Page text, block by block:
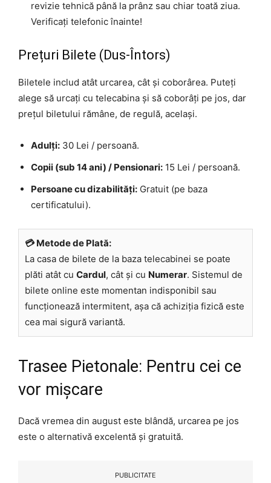
revizie tehnică până la prânz sau chiar toată ziua.
Verificați telefonic înainte!
Prețuri Bilete (Dus-Întors)
Biletele includ atât urcarea, cât și coborârea. Puteți
alege să urcați cu telecabina și să coborâți pe jos, dar
prețul biletului rămâne, de regulă, același.
Adulți: 30 Lei / persoană.
Copii (sub 14 ani) / Pensionari: 15 Lei / persoană.
Persoane cu dizabilități: Gratuit (pe baza
certificatului).
💳 Metode de Plată:
La casa de bilete de la baza telecabinei se poate
plăti atât cu Cardul, cât și cu Numerar. Sistemul de
bilete online este momentan indisponibil sau
funcționează intermitent, așa că achiziția fizică este
cea mai sigură variantă.
Trasee Pietonale: Pentru cei ce
vor mișcare
Dacă vremea din august este blândă, urcarea pe jos
este o alternativă excelentă și gratuită.
PUBLICITATE